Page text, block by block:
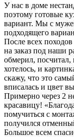
У нас в доме
поэтому готовые
вариант. Мы с
подходящего
После всех
на заказ под наши
обмерил,
хотелось, и
скажу, что это
вписалась и цвет
Примерно через 2
красавицу!
помучиться с
получился
Большое всем